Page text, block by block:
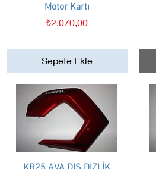
Hızlı Bakış
Motor Kartı
Fiyat
₺2.070,00
Sepete Ekle